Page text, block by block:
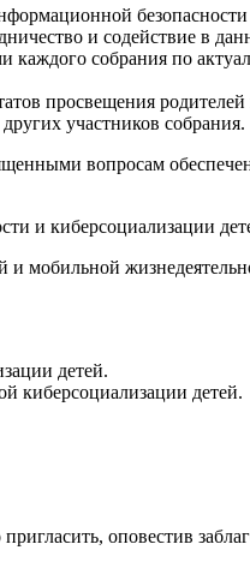
и содействие в
каждого собрания по
просвещения
участников собрания.
вопросам
и киберсоциализации
мобильной
детей.
киберсоциализации детей.
оповестив